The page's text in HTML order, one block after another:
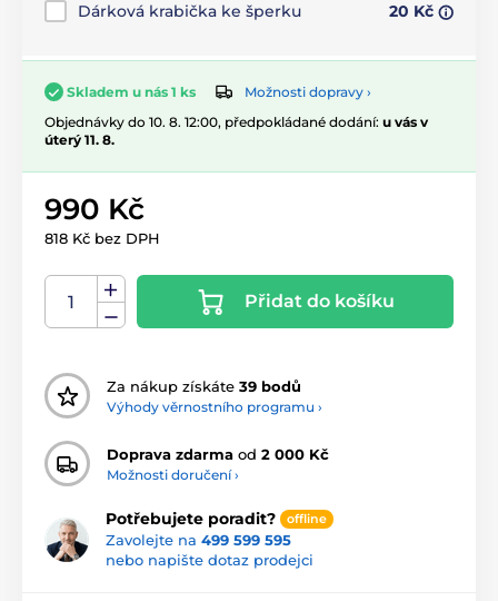
Dárková krabička ke šperku 20 Kč
Skladem u nás 1 ks
Možnosti dopravy ›
Objednávky do 10. 8. 12:00, předpokládané dodání: u vás v
úterý 11. 8.
990 Kč
818 Kč bez DPH
Přidat do košíku
Za nákup získáte 39 bodů
Výhody věrnostního programu ›
Doprava zdarma od 2 000 Kč
Možnosti doručení ›
Potřebujete poradit? offline
Zavolejte na 499 599 595
nebo napište dotaz prodejci